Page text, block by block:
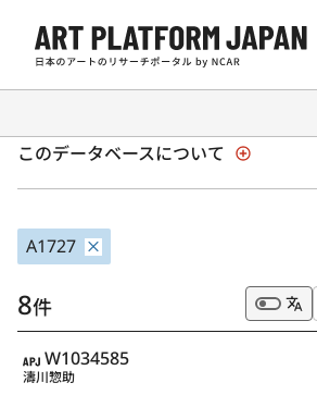
全国美術館収蔵品サーチ
このデータベースについて
A1727
8件
APJ
W1034585
濤川惣助